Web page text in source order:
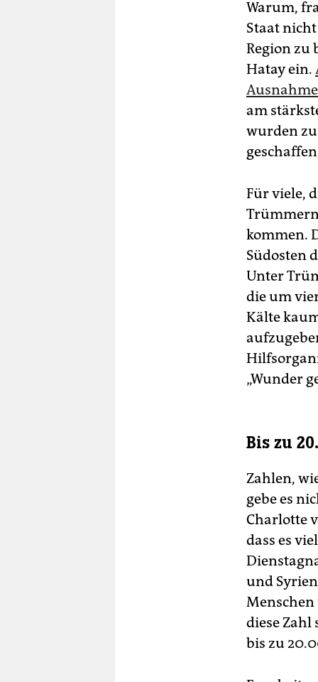
Warum,
Staat
Region zu
Hatay ein.
am
wurden
Für viele,
kommen.
Südosten
Unter
die um
Kälte
„Wunder
Bis zu
Zahlen,
gebe es
Charlotte
dass es
und
diese
bis zu